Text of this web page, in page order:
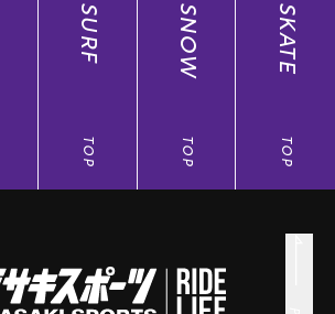
SURF
TOP
SNOW
TOP
SKATE
TOP